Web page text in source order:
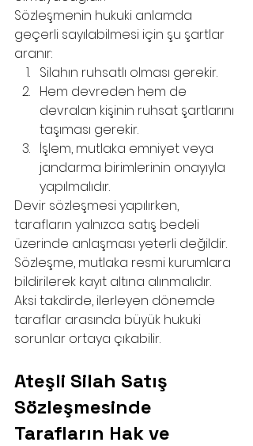
Sözleşmenin hukuki anlamda
geçerli sayılabilmesi için şu şartlar
aranır:
Silahın ruhsatlı olması gerekir.
Hem devreden hem de
devralan kişinin ruhsat şartlarını
taşıması gerekir.
İşlem, mutlaka emniyet veya
jandarma birimlerinin onayıyla
yapılmalıdır.
Devir sözleşmesi yapılırken,
tarafların yalnızca satış bedeli
üzerinde anlaşması yeterli değildir.
Sözleşme, mutlaka resmi kurumlara
bildirilerek kayıt altına alınmalıdır.
Aksi takdirde, ilerleyen dönemde
taraflar arasında büyük hukuki
sorunlar ortaya çıkabilir.
Ateşli Silah Satış
Sözleşmesinde
Tarafların Hak ve